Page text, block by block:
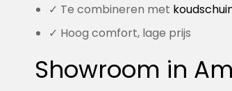
✓ Te combineren met
✓ Hoog comfort, lage prijs
Showroom in